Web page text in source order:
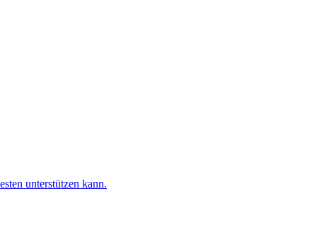
unterstützen kann.